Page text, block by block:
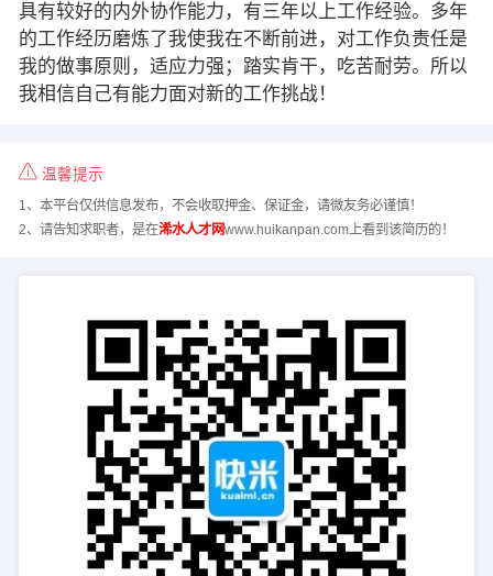
具有较好的内外协作能力，有三年以上工作经验。多年
的工作经历磨炼了我使我在不断前进，对工作负责任是
我的做事原则，适应力强；踏实肯干，吃苦耐劳。所以
我相信自己有能力面对新的工作挑战！
温馨提示
1、本平台仅供信息发布，不会收取押金、保证金，请微友务必谨慎！
2、请告知求职者，是在浠水人才网www.huikanpan.com上看到该简历的！